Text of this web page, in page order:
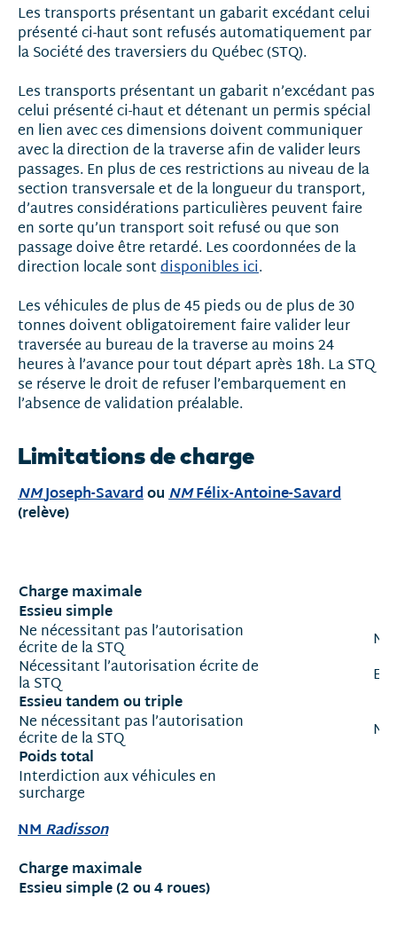
Les transports présentant un gabarit excédant celui
présenté ci-haut sont refusés automatiquement par
la Société des traversiers du Québec (STQ).
Les transports présentant un gabarit n’excédant pas
celui présenté ci-haut et détenant un permis spécial
en lien avec ces dimensions doivent communiquer
avec la direction de la traverse afin de valider leurs
passages. En plus de ces restrictions au niveau de la
section transversale et de la longueur du transport,
d’autres considérations particulières peuvent faire
en sorte qu’un transport soit refusé ou que son
passage doive être retardé. Les coordonnées de la
direction locale sontdisponibles ici.
Les véhicules de plus de 45 pieds ou de plus de 30
tonnes doivent obligatoirement faire valider leur
traversée au bureau de la traverse au moins 24
heures à l’avance pour tout départ après 18h. La STQ
se réserve le droit de refuser l’embarquement en
l’absence de validation préalable.
Limitations de charge
NMJoseph-SavardouNMFélix-Antoine-Savard
(relève)
Charge maximale
Essieu simple
Ne nécessitant pas l’autorisation
écrite de la STQ
Nécessitant l’autorisation écrite de
la STQ
Essieu tandem ou triple
Ne nécessitant pas l’autorisation
écrite de la STQ
Poids total
Interdiction aux véhicules en
surcharge
NMRadisson
Charge maximale
Essieu simple (2 ou 4 roues)